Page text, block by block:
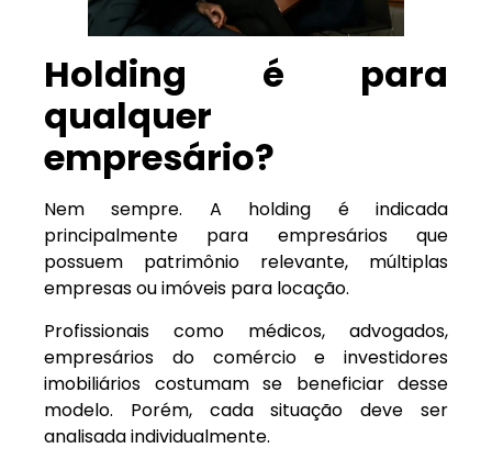
Holding é para
qualquer
empresário?
Nem sempre. A holding é indicada
principalmente para empresários que
possuem patrimônio relevante, múltiplas
empresas ou imóveis para locação.
Profissionais como médicos, advogados,
empresários do comércio e investidores
imobiliários costumam se beneficiar desse
modelo. Porém, cada situação deve ser
analisada individualmente.